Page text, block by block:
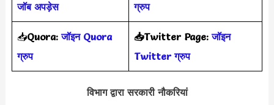
जॉब अपड़ेस
ग्रुप
📥Quora:जॉइन Quora
ग्रुप
📥Twitter Page:जॉइन
Twitter ग्रुप
विभाग द्वारा सरकारी नौकरियां